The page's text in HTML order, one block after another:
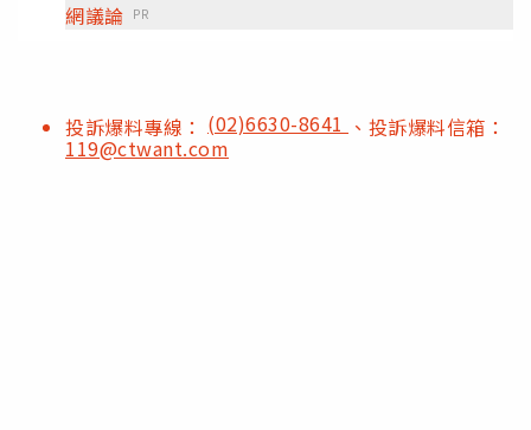
網議論 PR
投訴爆料專線： (02)6630-8641 、投訴爆料信箱：
119@ctwant.com